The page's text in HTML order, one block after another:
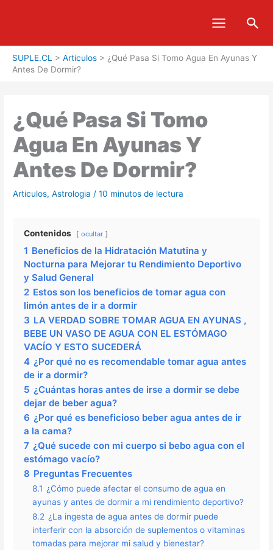
SUPLE.CL > Articulos > ¿Qué Pasa Si Tomo Agua En Ayunas Y
Antes De Dormir?
¿Qué Pasa Si Tomo
Agua En Ayunas Y
Antes De Dormir?
Articulos,Astrologia /10 minutos de lectura
Contenidos ocultar
1 Beneficios de la Hidratación Matutina y
Nocturna para Mejorar tu Rendimiento Deportivo
y Salud General
2 Estos son los beneficios de tomar agua con
limón antes de ir a dormir
3 LA VERDAD SOBRE TOMAR AGUA EN AYUNAS ,
BEBE UN VASO DE AGUA CON EL ESTÓMAGO
VACÍO Y ESTO SUCEDERÁ
4 ¿Por qué no es recomendable tomar agua antes
de ir a dormir?
5 ¿Cuántas horas antes de irse a dormir se debe
dejar de beber agua?
6 ¿Por qué es beneficioso beber agua antes de ir
a la cama?
7 ¿Qué sucede con mi cuerpo si bebo agua con el
estómago vacío?
8 Preguntas Frecuentes
8.1 ¿Cómo puede afectar el consumo de agua en
ayunas y antes de dormir a mi rendimiento deportivo?
8.2 ¿La ingesta de agua antes de dormir puede
interferir con la absorción de suplementos o vitaminas
tomadas para mejorar mi salud y bienestar?